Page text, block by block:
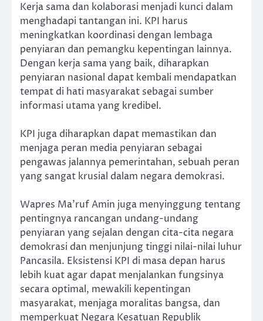
Kerja sama dan kolaborasi menjadi kunci dalam
menghadapi tantangan ini. KPI harus
meningkatkan koordinasi dengan lembaga
penyiaran dan pemangku kepentingan lainnya.
Dengan kerja sama yang baik, diharapkan
penyiaran nasional dapat kembali mendapatkan
tempat di hati masyarakat sebagai sumber
informasi utama yang kredibel.
KPI juga diharapkan dapat memastikan dan
menjaga peran media penyiaran sebagai
pengawas jalannya pemerintahan, sebuah peran
yang sangat krusial dalam negara demokrasi.
Wapres Ma’ruf Amin juga menyinggung tentang
pentingnya rancangan undang-undang
penyiaran yang sejalan dengan cita-cita negara
demokrasi dan menjunjung tinggi nilai-nilai luhur
Pancasila. Eksistensi KPI di masa depan harus
lebih kuat agar dapat menjalankan fungsinya
secara optimal, mewakili kepentingan
masyarakat, menjaga moralitas bangsa, dan
memperkuat Negara Kesatuan Republik